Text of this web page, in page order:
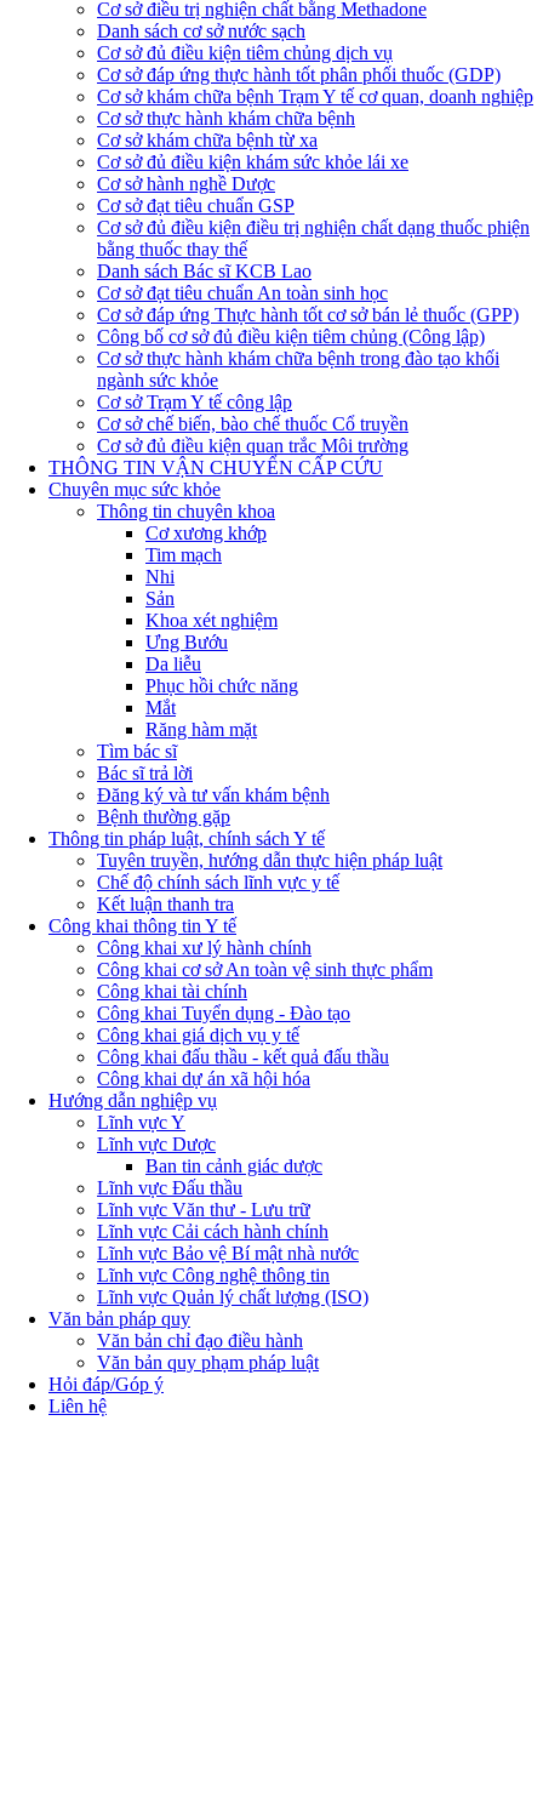
Cơ sở điều trị nghiện chất bằng Methadone
Danh sách cơ sở nước sạch
Cơ sở đủ điều kiện tiêm chủng dịch vụ
Cơ sở đáp ứng thực hành tốt phân phối thuốc (GDP)
Cơ sở khám chữa bệnh Trạm Y tế cơ quan, doanh nghiệp
Cơ sở thực hành khám chữa bệnh
Cơ sở khám chữa bệnh từ xa
Cơ sở đủ điều kiện khám sức khỏe lái xe
Cơ sở hành nghề Dược
Cơ sở đạt tiêu chuẩn GSP
Cơ sở đủ điều kiện điều trị nghiện chất dạng thuốc phiện
bằng thuốc thay thế
Danh sách Bác sĩ KCB Lao
Cơ sở đạt tiêu chuẩn An toàn sinh học
Cơ sở đáp ứng Thực hành tốt cơ sở bán lẻ thuốc (GPP)
Công bố cơ sở đủ điều kiện tiêm chủng (Công lập)
Cơ sở thực hành khám chữa bệnh trong đào tạo khối
ngành sức khỏe
Cơ sở Trạm Y tế công lập
Cơ sở chế biến, bào chế thuốc Cổ truyền
Cơ sở đủ điều kiện quan trắc Môi trường
THÔNG TIN VẬN CHUYỂN CẤP CỨU
Chuyên mục sức khỏe
Thông tin chuyên khoa
Cơ xương khớp
Tim mạch
Nhi
Sản
Khoa xét nghiệm
Ưng Bướu
Da liễu
Phục hồi chức năng
Mắt
Răng hàm mặt
Tìm bác sĩ
Bác sĩ trả lời
Đăng ký và tư vấn khám bệnh
Bệnh thường gặp
Thông tin pháp luật, chính sách Y tế
Tuyên truyền, hướng dẫn thực hiện pháp luật
Chế độ chính sách lĩnh vực y tế
Kết luận thanh tra
Công khai thông tin Y tế
Công khai xư lý hành chính
Công khai cơ sở An toàn vệ sinh thực phẩm
Công khai tài chính
Công khai Tuyển dụng - Đào tạo
Công khai giá dịch vụ y tế
Công khai đấu thầu - kết quả đấu thầu
Công khai dự án xã hội hóa
Hướng dẫn nghiệp vụ
Lĩnh vực Y
Lĩnh vực Dược
Ban tin cảnh giác dược
Lĩnh vực Đấu thầu
Lĩnh vực Văn thư - Lưu trữ
Lĩnh vực Cải cách hành chính
Lĩnh vực Bảo vệ Bí mật nhà nước
Lĩnh vực Công nghệ thông tin
Lĩnh vực Quản lý chất lượng (ISO)
Văn bản pháp quy
Văn bản chỉ đạo điều hành
Văn bản quy phạm pháp luật
Hỏi đáp/Góp ý
Liên hệ